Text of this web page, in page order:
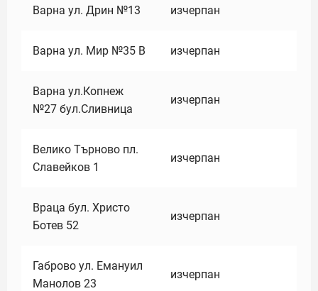
Варна ул. Дрин №13 изчерпан
Варна ул. Мир №35 В изчерпан
Варна ул.Копнеж
№27 бул.Сливница
изчерпан
Велико Търново пл.
Славейков 1
изчерпан
Враца бул. Христо
Ботев 52
изчерпан
Габрово ул. Емануил
Манолов 23
изчерпан